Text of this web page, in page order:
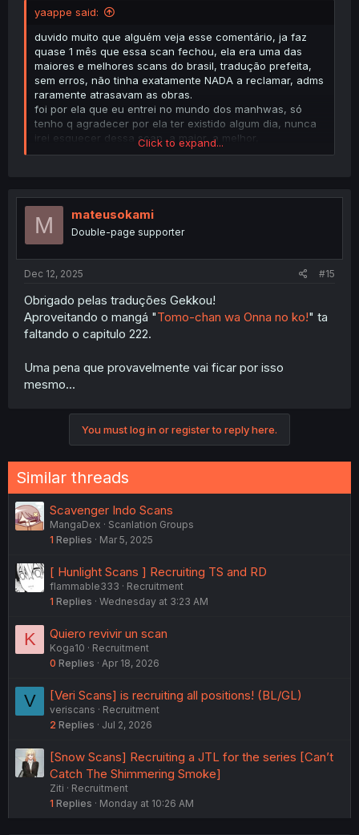
yaappe said:
duvido muito que alguém veja esse comentário, ja faz
quase 1 mês que essa scan fechou, ela era uma das
maiores e melhores scans do brasil, tradução prefeita,
sem erros, não tinha exatamente NADA a reclamar, adms
raramente atrasavam as obras.
foi por ela que eu entrei no mundo dos manhwas, só
tenho q agradecer por ela ter existido algum dia, nunca
irei esquecer dessa scan, a maior, a melhor,
simplesmente marcou uma parte da minha vida 💙🩵
Click to expand...
M mateusokami
Double-page supporter
Dec 12, 2025 #15
Obrigado pelas traduções Gekkou!
Aproveitando o mangá "Tomo-chan wa Onna no ko!" ta
faltando o capitulo 222.
Uma pena que provavelmente vai ficar por isso
mesmo...
You must log in or register to reply here.
Similar threads
Scavenger Indo Scans
MangaDex
Scanlation Groups
1 Replies Mar 5, 2025
[ Hunlight Scans ] Recruiting TS and RD
flammable333
Recruitment
1 Replies Wednesday at 3:23 AM
K Quiero revivir un scan
Koga10
Recruitment
0 Replies Apr 18, 2026
V [Veri Scans] is recruiting all positions! (BL/GL)
veriscans
Recruitment
2 Replies Jul 2, 2026
[Snow Scans] Recruiting a JTL for the series [Can’t
Catch The Shimmering Smoke]
Ziti
Recruitment
1 Replies Monday at 10:26 AM